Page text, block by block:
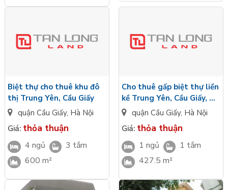
Biệt thự cho thuê khu đô
thị Trung Yên, Cầu Giấy
quận Cầu Giấy, Hà Nội
Giá: thỏa thuận
4 ngủ
3 tắm
600 m²
Cho thuê gấp biệt thự liền
kề Trung Yên, Cầu Giấy, Hà
Nộiquận Cầu Giấy, Hà Nội
Giá: thỏa thuận
1 ngủ
1 tắm
427.5 m²